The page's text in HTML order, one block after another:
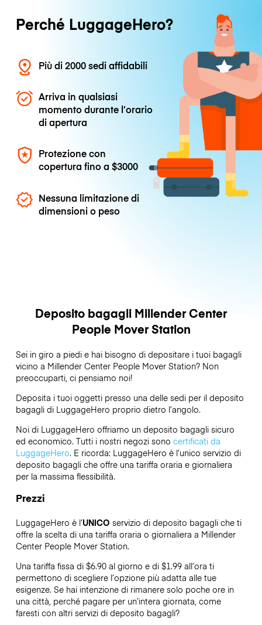
Perché LuggageHero?
Più di 2000 sedi affidabili
Arriva in qualsiasi
momento durante l’orario
di apertura
Protezione con
copertura fino a$3000
Nessuna limitazione di
dimensioni o peso
Deposito bagagli Millender Center
People Mover Station
Sei in giro a piedi e hai bisogno di depositare i tuoi bagagli
vicino a Millender Center People Mover Station? Non
preoccuparti, ci pensiamo noi!
Deposita i tuoi oggetti presso una delle sedi per il deposito
bagagli di LuggageHero proprio dietro l’angolo.
Noi di LuggageHero offriamo un deposito bagagli sicuro
ed economico. Tutti i nostri negozi sono certificati da
LuggageHero. E ricorda: LuggageHero è l’unico servizio di
deposito bagagli che offre una tariffa oraria e giornaliera
per la massima flessibilità.
Prezzi
LuggageHero è l’UNICO servizio di deposito bagagli che ti
offre la scelta di una tariffa oraria o giornaliera a Millender
Center People Mover Station.
Una tariffa fissa di $6.90 al giorno e di $1.99 all’ora ti
permettono di scegliere l’opzione più adatta alle tue
esigenze. Se hai intenzione di rimanere solo poche ore in
una città, perché pagare per un’intera giornata, come
faresti con altri servizi di deposito bagagli?